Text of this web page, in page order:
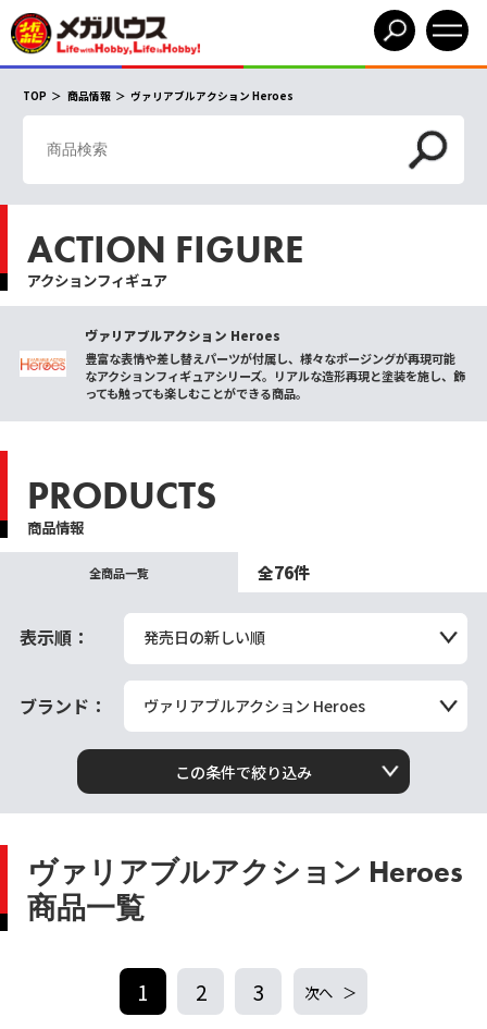
TOP 商品情報 ヴァリアブルアクション Heroes
ACTION FIGURE
アクションフィギュア
ヴァリアブルアクション Heroes
豊富な表情や差し替えパーツが付属し、様々なポージングが再現可能
なアクションフィギュアシリーズ。リアルな造形再現と塗装を施し、飾
っても触っても楽しむことができる商品。
PRODUCTS
商品情報
全商品一覧 全76件
表示順： 発売日の新しい順
ブランド： ヴァリアブルアクション Heroes
この条件で絞り込み
ヴァリアブルアクション Heroes
商品一覧
1 2 3 次へ